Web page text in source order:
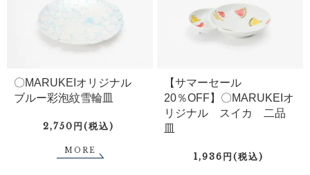
〇MARUKEIオリジナル
ブルー彩泡紋雪輪皿
2,750円(税込)
MORE
【サマーセール
20％OFF】〇MARUKEIオ
リジナル スイカ 二品
皿
1,936円(税込)